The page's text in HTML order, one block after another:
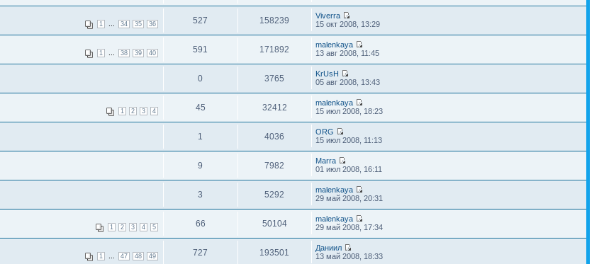
1 34 35 36 527 158239
Viverra
15 окт 2008, 13:29
1 38 39 40 591 171892
malenkaya
13 авг 2008, 11:45
0 3765
KrUsH
05 авг 2008, 13:43
1 2 3 4 45 32412
malenkaya
15 июл 2008, 18:23
1 4036
ORG
15 июл 2008, 11:13
9 7982
Marra
01 июл 2008, 16:11
3 5292
malenkaya
29 май 2008, 20:31
1 2 3 4 5 66 50104
malenkaya
29 май 2008, 17:34
1 47 48 49 727 193501
Даниил
13 май 2008, 18:33